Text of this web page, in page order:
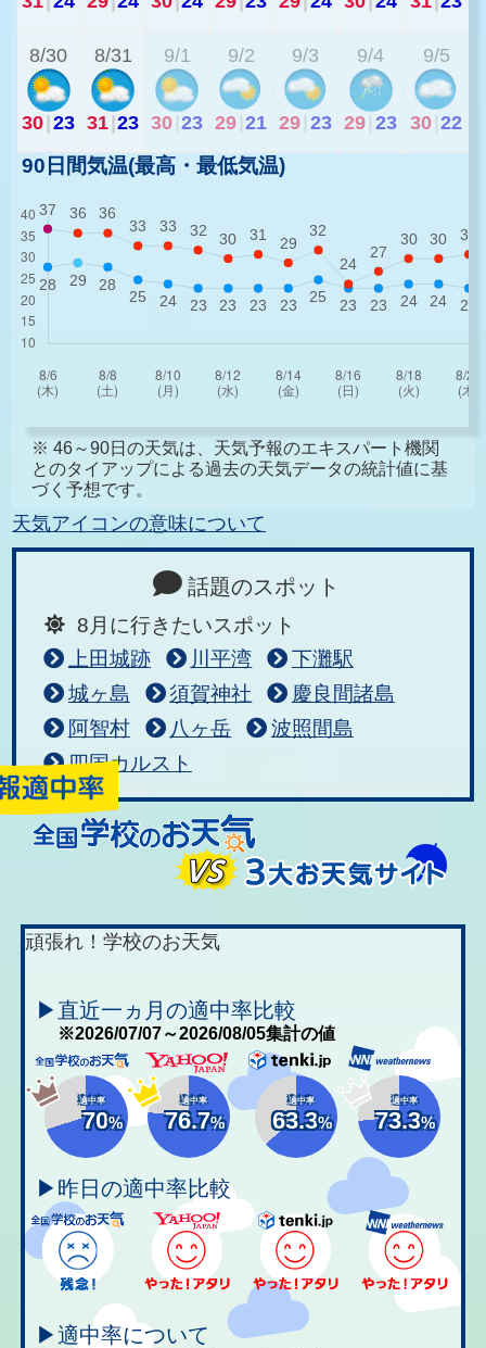
8/30
30 23
8/31
31 23
9/1
30 23
9/2
29 21
9/3
29 23
9/4
29 23
9/5
30 22
90日間気温(最高・最低気温)
※ 46～90日の天気は、天気予報のエキスパート機関
とのタイアップによる過去の天気データの統計値に基
づく予想です。
天気アイコンの意味について
話題のスポット
8月に行きたいスポット
上田城跡
川平湾
下灘駅
城ヶ島
須賀神社
慶良間諸島
阿智村
八ヶ岳
波照間島
四国カルスト
頑張れ！学校のお天気
▶直近一ヵ月の適中率比較
※2026/07/07～2026/08/05集計の値
適中率
70%
適中率
76.7%
適中率
63.3%
適中率
73.3%
▶昨日の適中率比較
▶適中率について